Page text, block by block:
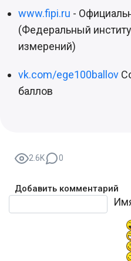
www.fipi.ru -
(Федеральный
измерений)
vk.com/ege100ballov
баллов
2.6K 0
Добавить комментарий